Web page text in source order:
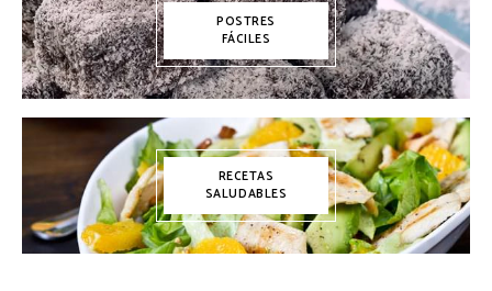
POSTRES
FÁCILES
RECETAS
SALUDABLES